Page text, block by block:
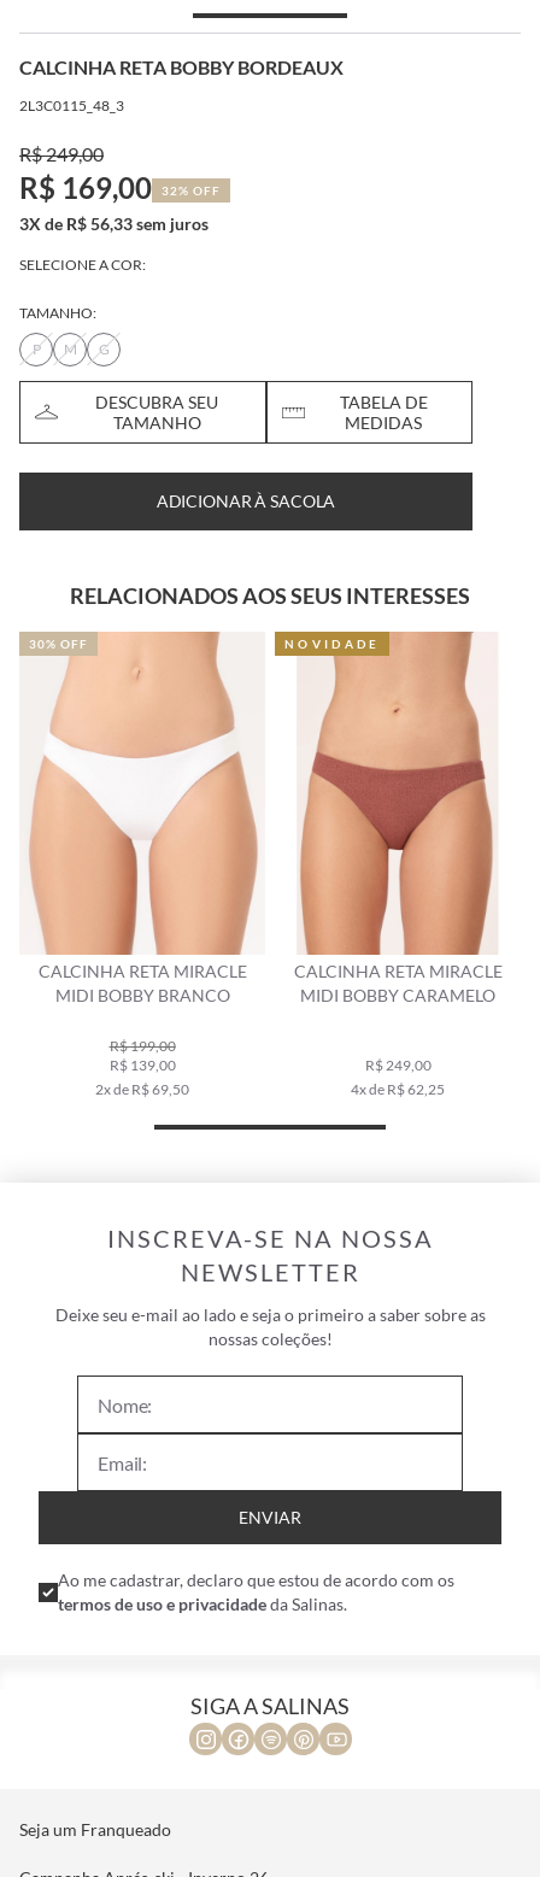
CALCINHA RETA BOBBY BORDEAUX
2L3C0115_48_3
R$ 249,00
R$ 169,00 32% OFF
3X de R$ 56,33 sem juros
SELECIONE A COR:
TAMANHO:
P
M G
DESCUBRA SEU
TAMANHO
TABELA DE
MEDIDAS
ADICIONAR À SACOLA
RELACIONADOS AOS SEUS INTERESSES
CALCINHA RETA MIRACLE
MIDI BOBBY BRANCO
R$ 199,00
R$ 139,00
2x de R$ 69,50
30% OFF
CALCINHA RETA MIRACLE
MIDI BOBBY CARAMELO
R$ 249,00
4x de R$ 62,25
NOVIDADE
INSCREVA-SE NA NOSSA
NEWSLETTER
Deixe seu e-mail ao lado e seja o primeiro a saber sobre as
nossas coleções!
ENVIAR
Ao me cadastrar, declaro que estou de acordo com os
termos de uso e privacidadeda Salinas.
SIGA A SALINAS
Seja um Franqueado